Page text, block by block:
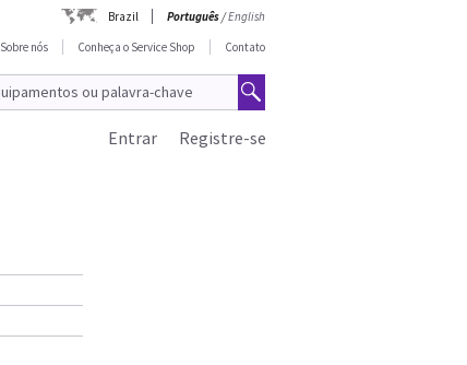
Brazil Português/English
Sobre nós
Conheça o Service Shop Contato
Registre-se
Entrar